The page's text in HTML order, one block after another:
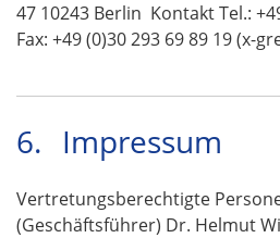
47 10243 Berlin Kontakt Tel.:
Fax: +49 (0)30 293 69 89 19 (x-
6. Impressum
Vertretungsberechtigte
(Geschäftsführer) Dr. Helmut